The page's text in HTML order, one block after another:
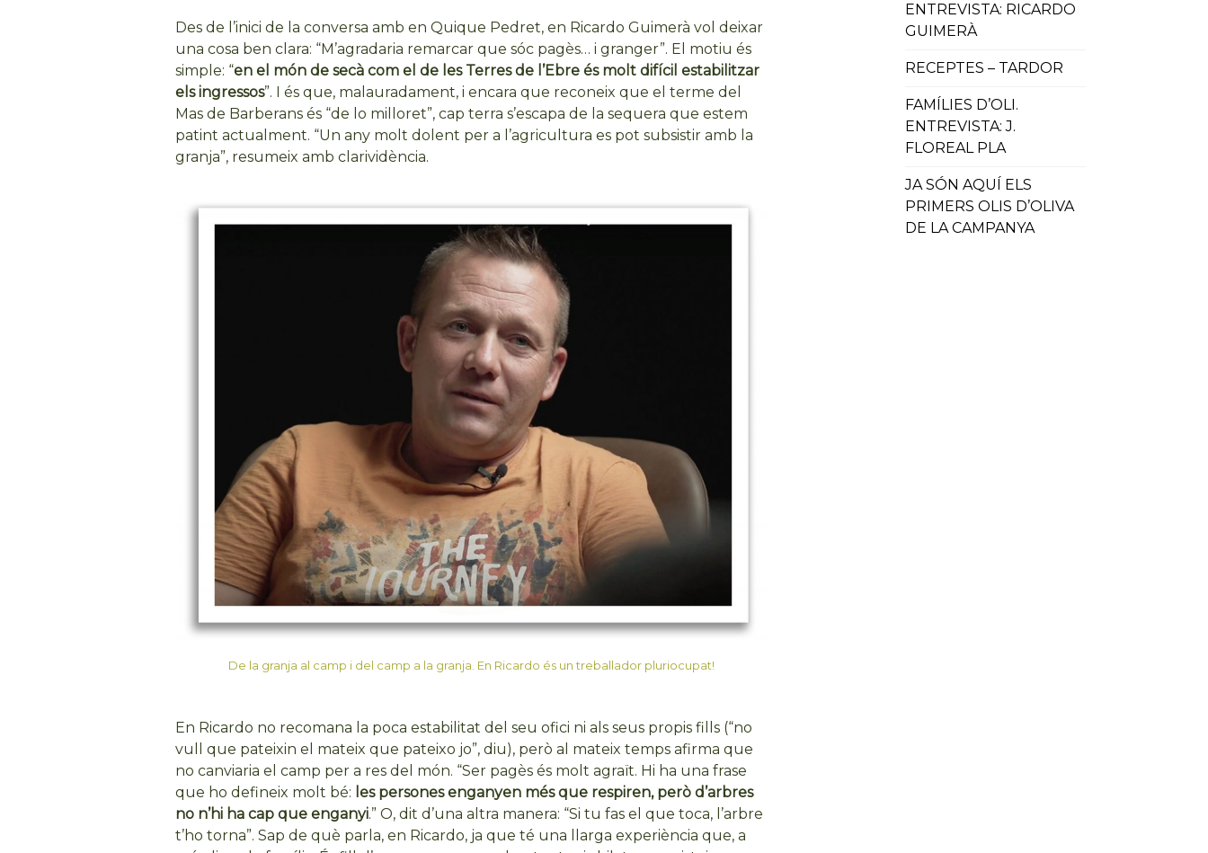
Des de l’inici de la conversa amb en Quique Pedret, en Ricardo Guimerà vol deixar
una cosa ben clara: “M’agradaria remarcar que sóc pagès… i granger”. El motiu és
simple: “en el món de secà com el de les Terres de l’Ebre és molt difícil estabilitzar
els ingressos”. I és que, malauradament, i encara que reconeix que el terme del
Mas de Barberans és “de lo milloret”, cap terra s’escapa de la sequera que estem
patint actualment. “Un any molt dolent per a l’agricultura es pot subsistir amb la
granja”, resumeix amb clarividència.
De la granja al camp i del camp a la granja. En Ricardo és un treballador pluriocupat!
En Ricardo no recomana la poca estabilitat del seu ofici ni als seus propis fills (“no
vull que pateixin el mateix que pateixo jo”, diu), però al mateix temps afirma que
no canviaria el camp per a res del món. “Ser pagès és molt agraït. Hi ha una frase
que ho defineix molt bé: les persones enganyen més que respiren, però d’arbres
no n’hi ha cap que enganyi.” O, dit d’una altra manera: “Si tu fas el que toca, l’arbre
t’ho torna”. Sap de què parla, en Ricardo, ja que té una llarga experiència que, a
ENTREVISTA: RICARDO
GUIMERÀ
RECEPTES – TARDOR
FAMÍLIES D’OLI.
ENTREVISTA: J.
FLOREAL PLA
JA SÓN AQUÍ ELS
PRIMERS OLIS D’OLIVA
DE LA CAMPANYA